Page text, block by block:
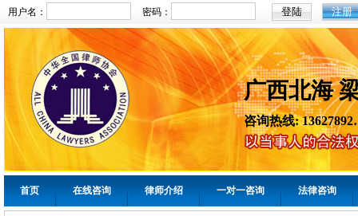
用户名： 密码： 注册
广西北海
咨询热线:
首页 在线咨询 律师介绍 一对一咨询 法律咨询